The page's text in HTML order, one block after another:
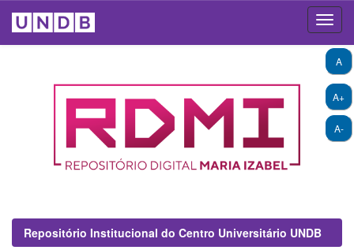
A+
A-
A
Repositório Institucional do Centro Universitário UNDB